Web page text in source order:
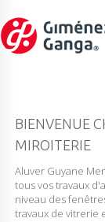
BIENVENUE
MIROITERIE
Aluver Guyane
tous vos travaux
niveau des
travaux de vitrerie